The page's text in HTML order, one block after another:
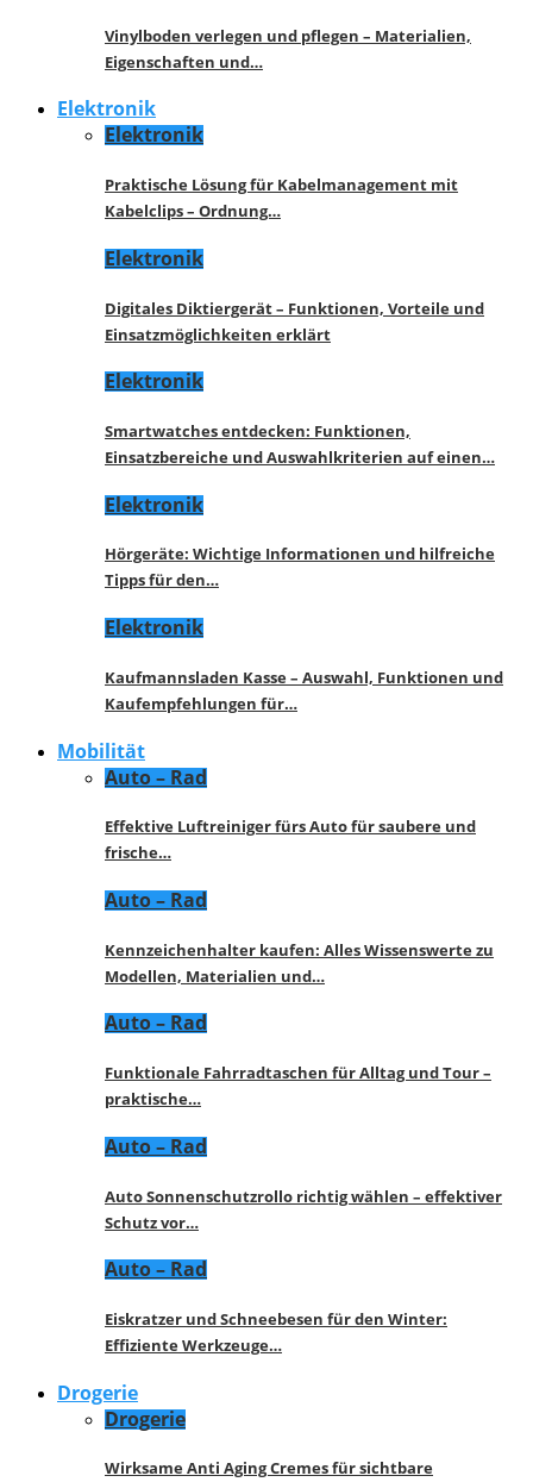
Vinylboden verlegen und pflegen – Materialien,
Eigenschaften und…
Elektronik
Elektronik
Praktische Lösung für Kabelmanagement mit
Kabelclips – Ordnung…
Elektronik
Digitales Diktiergerät – Funktionen, Vorteile und
Einsatzmöglichkeiten erklärt
Elektronik
Smartwatches entdecken: Funktionen,
Einsatzbereiche und Auswahlkriterien auf einen…
Elektronik
Hörgeräte: Wichtige Informationen und hilfreiche
Tipps für den…
Elektronik
Kaufmannsladen Kasse – Auswahl, Funktionen und
Kaufempfehlungen für…
Mobilität
Auto – Rad
Effektive Luftreiniger fürs Auto für saubere und
frische…
Auto – Rad
Kennzeichenhalter kaufen: Alles Wissenswerte zu
Modellen, Materialien und…
Auto – Rad
Funktionale Fahrradtaschen für Alltag und Tour –
praktische…
Auto – Rad
Auto Sonnenschutzrollo richtig wählen – effektiver
Schutz vor…
Auto – Rad
Eiskratzer und Schneebesen für den Winter:
Effiziente Werkzeuge…
Drogerie
Drogerie
Wirksame Anti Aging Cremes für sichtbare